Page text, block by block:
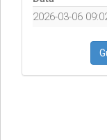
2026-03-06